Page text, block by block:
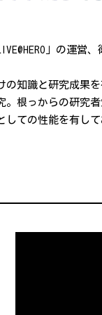
」の運
の知識と研究成果
。根っからの研究
しての性能を有し